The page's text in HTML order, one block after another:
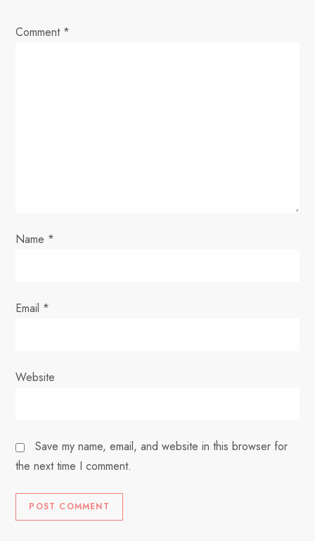
v
n
Comment *
Name *
Email *
Website
Save my name, email, and website in this browser for
the next time I comment.